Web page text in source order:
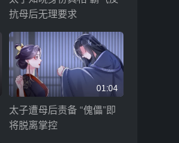
抗母后无理要求
01:04
太子遭母后责备 “傀儡”即
将脱离掌控